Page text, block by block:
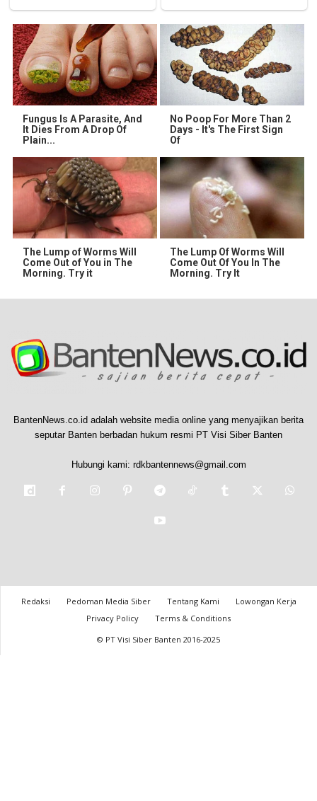
Fungus Is A Parasite, And
It Dies From A Drop Of
Plain...
No Poop For More Than 2
Days - It's The First Sign
Of
The Lump of Worms Will
Come Out of You in The
Morning. Try it
The Lump Of Worms Will
Come Out Of You In The
Morning. Try It
BantenNews.co.id adalah website media online yang menyajikan berita
seputar Banten berbadan hukum resmi PT Visi Siber Banten
Hubungi kami: rdkbantennews@gmail.com
Redaksi Pedoman Media Siber Tentang Kami
Lowongan Kerja
Privacy Policy
Terms & Conditions
© PT Visi Siber Banten 2016-2025